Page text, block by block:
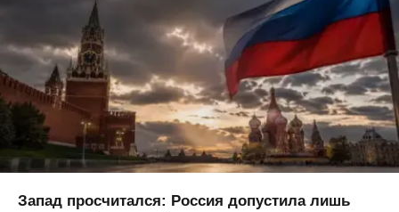
Запад просчитался: Россия допустила лишь